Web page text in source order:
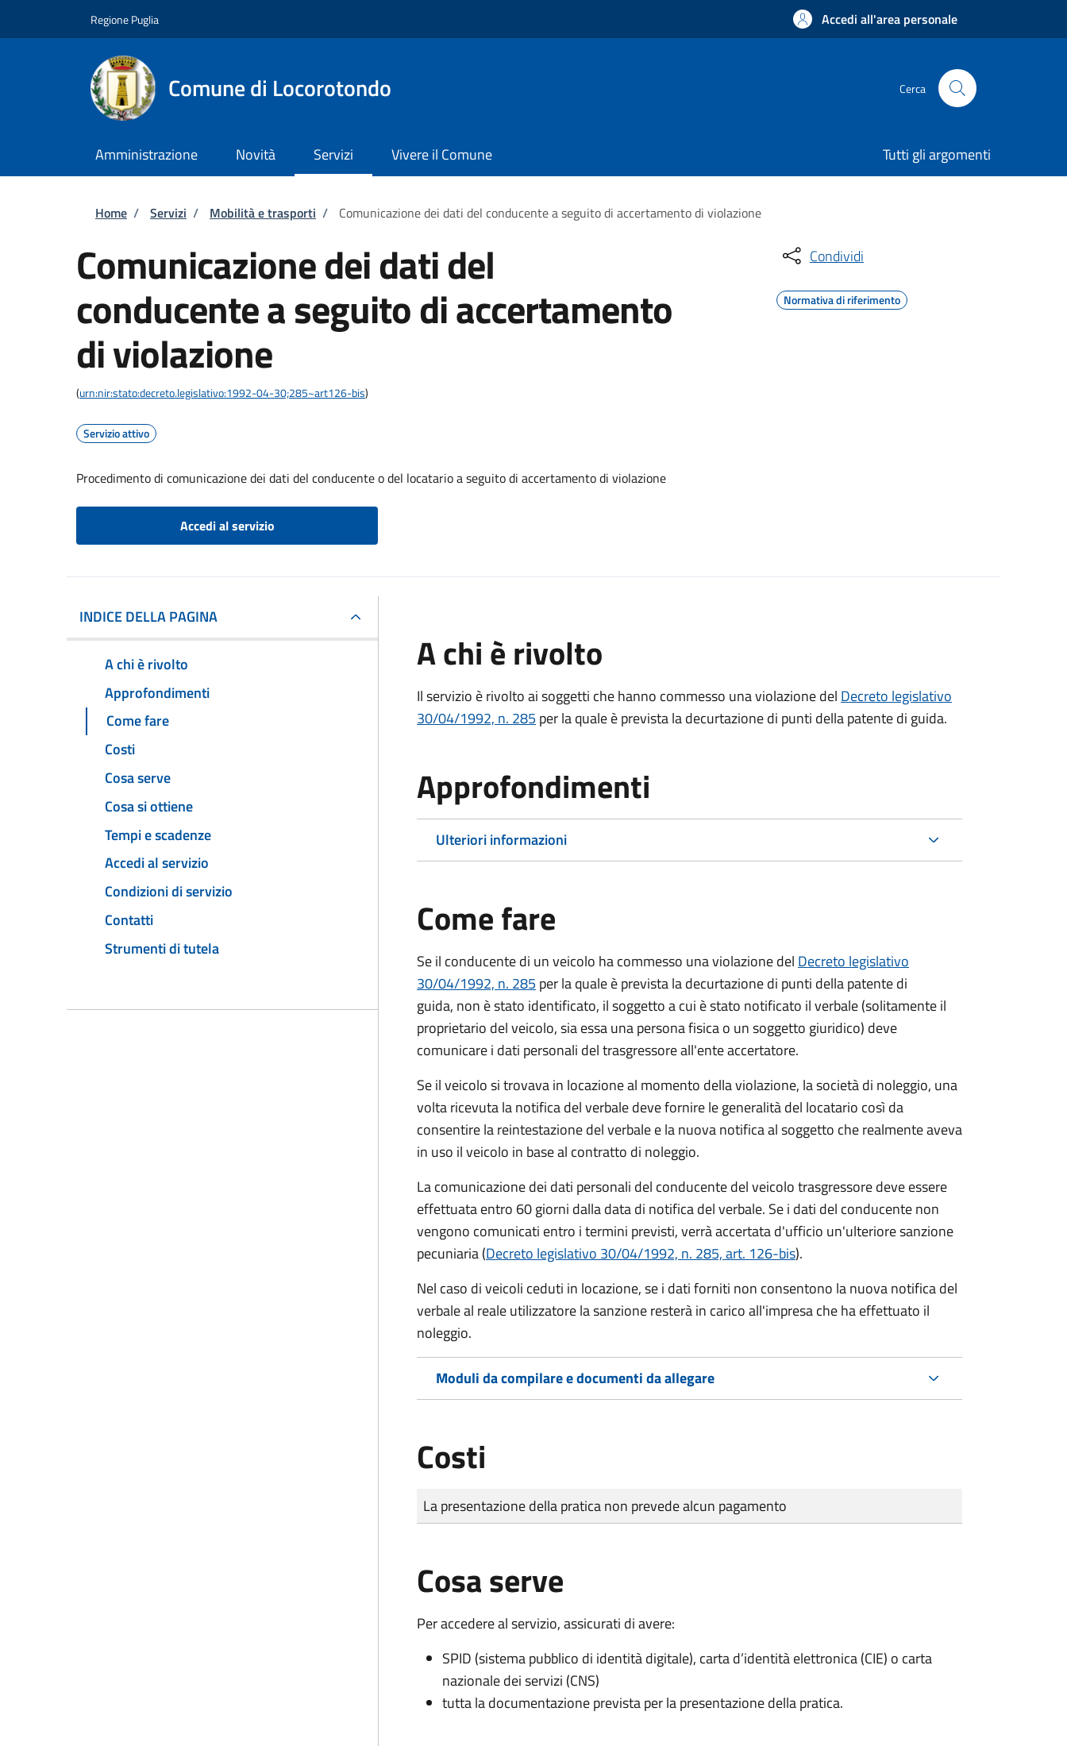
Regione Puglia Accedi all'area personale
Comune di Locorotondo Cerca
Amministrazione Novità Servizi Vivere il Comune Tutti gli argomenti
Briciole di pane
Home / Servizi / Mobilità e trasporti / Comunicazione dei dati del conducente a seguito di accertamento di violazione
Comunicazione dei dati del
conducente a seguito di accertamento
di violazione
(urn:nir:stato:decreto.legislativo:1992-04-30;285~art126-bis)
Servizio attivo
Procedimento di comunicazione dei dati del conducente o del locatario a seguito di accertamento di violazione
Accedi al servizio
Condividi
Normativa di riferimento
INDICE DELLA PAGINA
A chi è rivolto
Approfondimenti
Come fare
Costi
Cosa serve
Cosa si ottiene
Tempi e scadenze
Accedi al servizio
Condizioni di servizio
Contatti
Strumenti di tutela
A chi è rivolto
Il servizio è rivolto ai soggetti che hanno commesso una violazione del Decreto legislativo
30/04/1992, n. 285 per la quale è prevista la decurtazione di punti della patente di guida.
Approfondimenti
Ulteriori informazioni
Come fare
Se il conducente di un veicolo ha commesso una violazione del Decreto legislativo
30/04/1992, n. 285 per la quale è prevista la decurtazione di punti della patente di
guida, non è stato identificato, il soggetto a cui è stato notificato il verbale (solitamente il
proprietario del veicolo, sia essa una persona fisica o un soggetto giuridico) deve
comunicare i dati personali del trasgressore all'ente accertatore.
Se il veicolo si trovava in locazione al momento della violazione, la società di noleggio, una
volta ricevuta la notifica del verbale deve fornire le generalità del locatario così da
consentire la reintestazione del verbale e la nuova notifica al soggetto che realmente aveva
in uso il veicolo in base al contratto di noleggio.
La comunicazione dei dati personali del conducente del veicolo trasgressore deve essere
effettuata entro 60 giorni dalla data di notifica del verbale. Se i dati del conducente non
vengono comunicati entro i termini previsti, verrà accertata d'ufficio un'ulteriore sanzione
pecuniaria (Decreto legislativo 30/04/1992, n. 285, art. 126-bis).
Nel caso di veicoli ceduti in locazione, se i dati forniti non consentono la nuova notifica del
verbale al reale utilizzatore la sanzione resterà in carico all'impresa che ha effettuato il
noleggio.
Moduli da compilare e documenti da allegare
Costi
Tipo di pagamento
Importo
La presentazione della pratica non prevede alcun pagamento
Cosa serve
Per accedere al servizio, assicurati di avere:
SPID (sistema pubblico di identità digitale), carta d’identità elettronica (CIE) o carta
nazionale dei servizi (CNS)
tutta la documentazione prevista per la presentazione della pratica.